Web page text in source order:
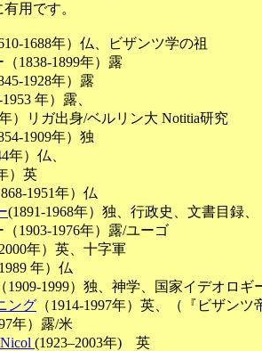
用です。
1688年）仏、ビザンツ学の祖
1838-1899年）露
1928年）露
年）露、
年）リガ出身/ベルリン大 Notitia研究
1909年）独
年）仏、
）英
1951年）仏
(1891-1968年）独、行政史、文書目録、
1903-1976年）露/ユーゴ
2000年）英、十字軍
年）仏
（1909-1999）独、神学、国家イデオロギ
ング （1914-1997年）英、（『ビザン
97年）露/米
(1923–2003年) 英